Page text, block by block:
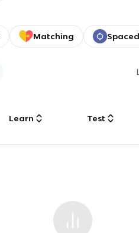
Matching
Learn Test